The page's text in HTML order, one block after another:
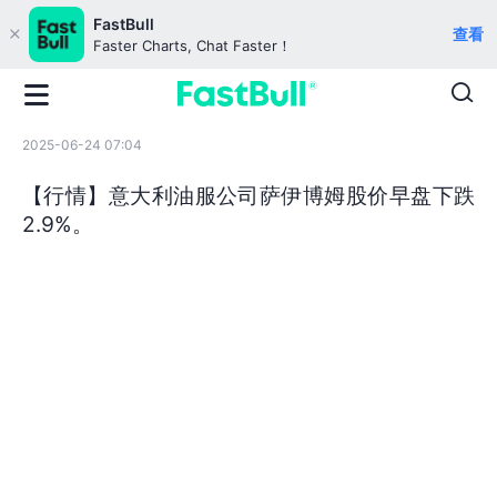
FastBull
Faster Charts, Chat Faster！
查看
2025-06-24 07:04
【行情】意大利油服公司萨伊博姆股价早盘下跌
2.9%。